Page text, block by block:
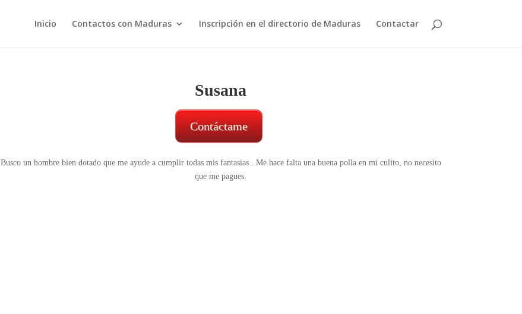
Inicio Contactos con Maduras Inscripción en el directorio de Maduras Contactar
Susana
Contáctame
Busco un hombre bien dotado que me ayude a cumplir todas mis fantasias . Me hace falta una buena polla en mi culito, no necesito
que me pagues.